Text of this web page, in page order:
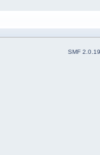
SMF 2.0.19